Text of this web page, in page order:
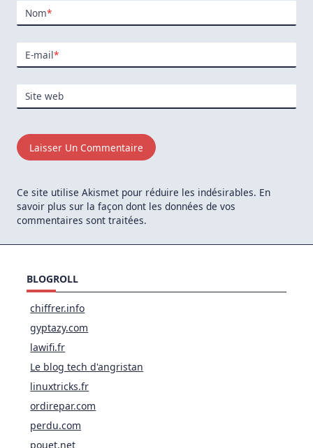
Nom*
E-mail*
Site web
Ce site utilise Akismet pour réduire les indésirables. En
savoir plus sur la façon dont les données de vos
commentaires sont traitées.
BLOGROLL
chiffrer.info
gyptazy.com
lawifi.fr
Le blog tech d'angristan
linuxtricks.fr
ordirepar.com
perdu.com
pouet.net